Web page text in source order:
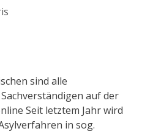
sind alle
auf der
Seit letztem Jahr wird
in sog.